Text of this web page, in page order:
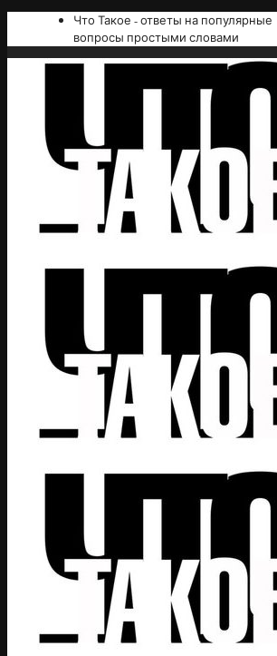
Что Такое - ответы на популярные
вопросы простыми словами